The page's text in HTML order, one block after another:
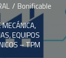
Bonificable
EQUIPOS
– TPM